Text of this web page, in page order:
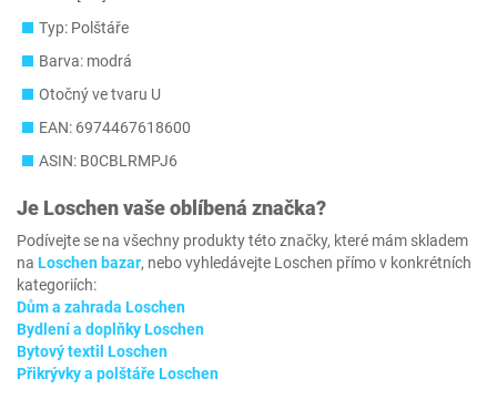
Typ: Polštáře
Barva: modrá
Otočný ve tvaru U
EAN: 6974467618600
ASIN: B0CBLRMPJ6
Je Loschenvaše oblíbená značka?
Podívejte se na všechny produkty této značky, které mám skladem
na Loschen bazar, nebo vyhledávejte Loschen přímo v konkrétních
kategoriích:
Dům a zahrada Loschen
Bydlení a doplňky Loschen
Bytový textil Loschen
Přikrývky a polštáře Loschen